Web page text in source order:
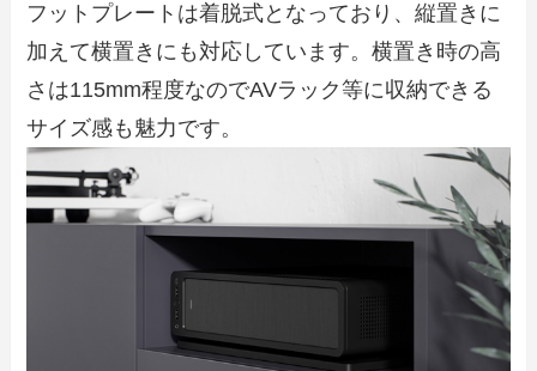
フットプレートは着脱式となっており、縦置きに
加えて横置きにも対応しています。横置き時の高
さは115mm程度なのでAVラック等に収納できる
サイズ感も魅力です。